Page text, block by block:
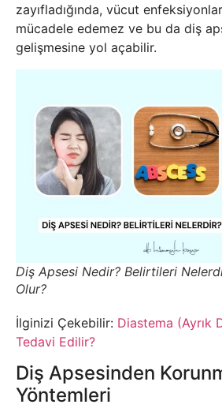
zayıfladığında, vücut
mücadele edemez ve bu da diş
gelişmesine yol açabilir.
Diş Apsesi Nedir? Belirtileri
Olur?
İlginizi Çekebilir: Diastema (Ayrık
Tedavi Edilir?
Diş Apsesinden
Yöntemleri